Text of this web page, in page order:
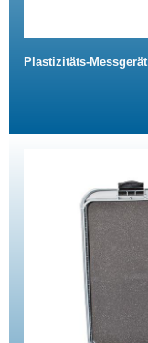
Plastizitäts-Messgerät